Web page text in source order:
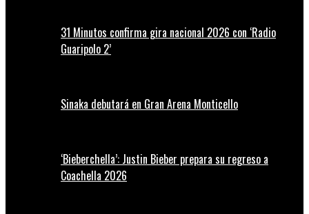
31 Minutos confirma gira nacional 2026 con ‘Radio
Guaripolo 2’
Sinaka debutará en Gran Arena Monticello
‘Bieberchella’: Justin Bieber prepara su regreso a
Coachella 2026